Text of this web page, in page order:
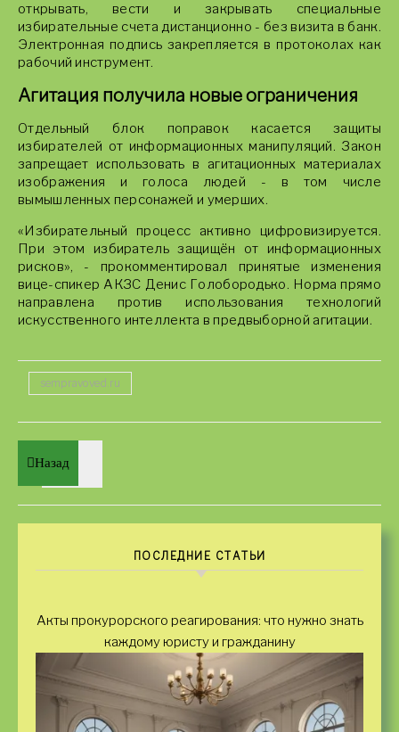
открывать, вести и закрывать специальные
избирательные счета дистанционно - без визита в банк.
Электронная подпись закрепляется в протоколах как
рабочий инструмент.
Агитация получила новые ограничения
Отдельный блок поправок касается защиты
избирателей от информационных манипуляций. Закон
запрещает использовать в агитационных материалах
изображения и голоса людей - в том числе
вымышленных персонажей и умерших.
«Избирательный процесс активно цифровизируется.
При этом избиратель защищён от информационных
рисков», - прокомментировал принятые изменения
вице-спикер АКЗС Денис Голобородько. Норма прямо
направлена против использования технологий
искусственного интеллекта в предвыборной агитации.
sempravoved.ru
Назад
ПОСЛЕДНИЕ СТАТЬИ
Акты прокурорского реагирования: что нужно знать
каждому юристу и гражданину